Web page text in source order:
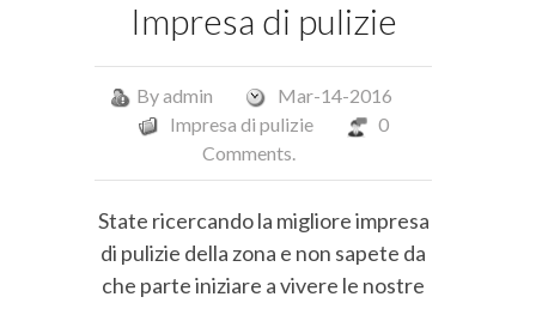
Impresa di pulizie
Byadmin
Mar-14-2016
Impresa di pulizie
0
Comments.
State ricercando la migliore impresa
di pulizie della zona e non sapete da
che parte iniziare a vivere le nostre